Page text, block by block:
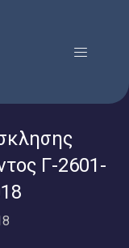
Menu
Γ-2601-